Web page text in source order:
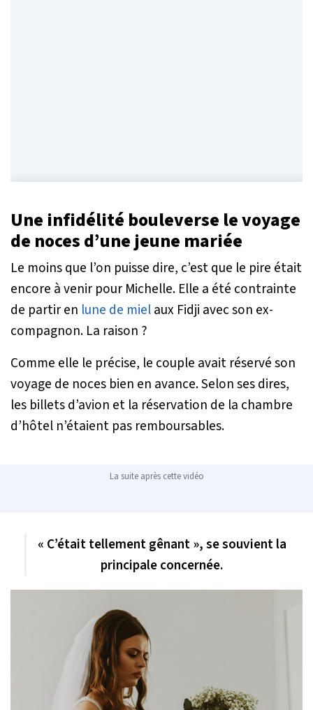
Une infidélité bouleverse le voyage
de noces d’une jeune mariée
Le moins que l’on puisse dire, c’est que le pire était
encore à venir pour Michelle. Elle a été contrainte
de partir en lune de mielaux Fidji avec son ex-
compagnon. La raison ?
Comme elle le précise, le couple avait réservé son
voyage de noces bien en avance. Selon ses dires,
les billets d’avion et la réservation de la chambre
d’hôtel n’étaient pas remboursables.
La suite après cette vidéo
« C’était tellement gênant », se souvient la
principale concernée.